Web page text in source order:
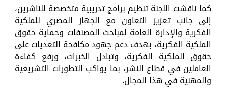
كما ناقشت اللجنة تنظيم برامج تدريبية متخصصة للناشرين،
إلى جانب تعزيز التعاون مع الجهاز المصري للملكية
الفكرية والإدارة العامة لمباحث المصنفات وحماية حقوق
الملكية الفكرية، بهدف دعم جهود مكافحة التعديات على
حقوق الملكية الفكرية، وتبادل الخبرات، ورفع كفاءة
العاملين في قطاع النشر، بما يواكب التطورات التشريعية
والمهنية في هذا المجال.